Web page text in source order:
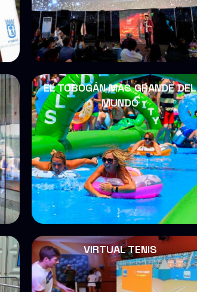
EL TOBOGÁN MAS GRANDE DEL
MUNDO
VIRTUAL TENIS